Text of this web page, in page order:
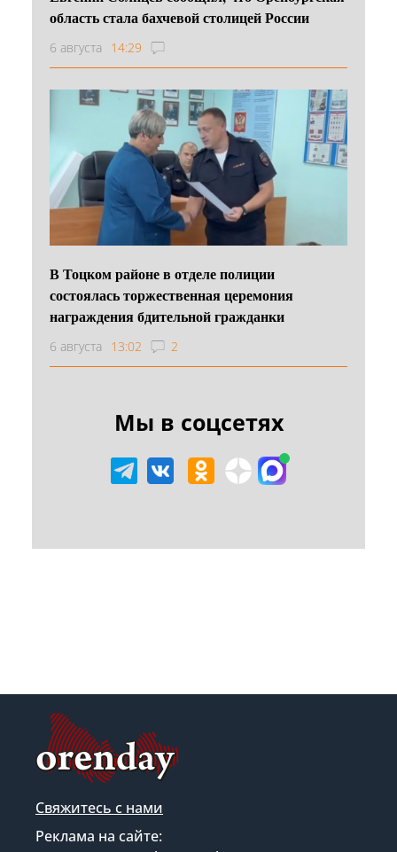
область стала бахчевой столицей России
6 августа 14:29
В Тоцком районе в отделе полиции
состоялась торжественная церемония
награждения бдительной гражданки
6 августа 13:02 2
Мы в соцсетях
Свяжитесь с нами
Реклама на сайте: